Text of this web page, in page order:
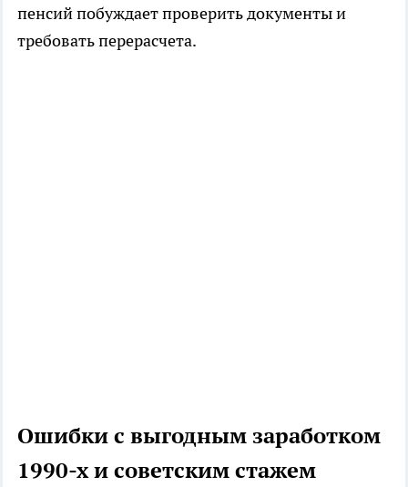
пенсий побуждает проверить документы и
требовать перерасчета.
Ошибки с выгодным заработком
1990-х и советским стажем